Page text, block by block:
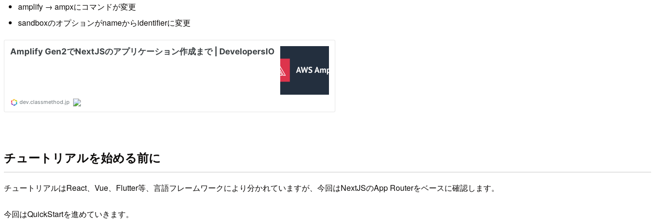
amplify → ampxにコマンドが変更
sandboxのオプションがnameからidentifierに変更
チュートリアルを始める前に
チュートリアルはReact、Vue、Flutter等、言語フレームワークにより分かれていますが、今回はNextJSのApp Routerをベースに確認します。
今回はQuickStartを進めていきます。